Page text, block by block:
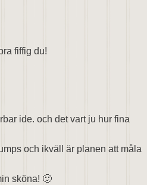
fiffig du!
ide. och det vart ju hur fina
och ikväll är planen att måla
sköna! 🙂